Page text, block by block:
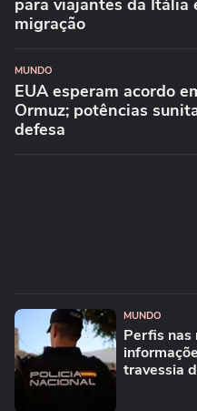
para viajantes da Itália
migração
MUNDO
EUA esperam acordo
Ormuz; potências
defesa
MUNDO
Perfis nas
travessia